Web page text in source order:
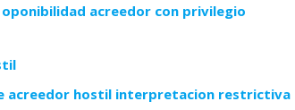
acreedor con privilegio
acreedor hostil interpretacion restrictiva